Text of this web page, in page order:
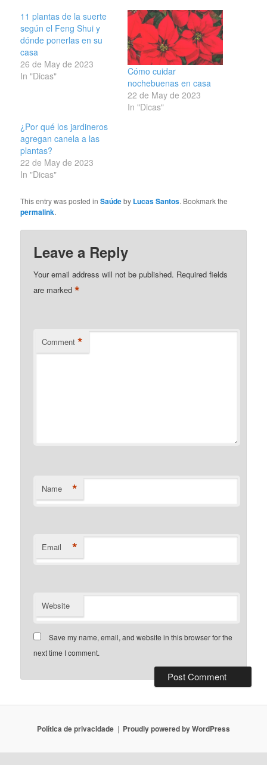
11 plantas de la suerte
según el Feng Shui y
dónde ponerlas en su
casa
26 de May de 2023
In "Dicas"
Cómo cuidar
nochebuenas en casa
22 de May de 2023
In "Dicas"
¿Por qué los jardineros
agregan canela a las
plantas?
22 de May de 2023
In "Dicas"
This entry was posted inSaúdeby Lucas Santos. Bookmark the
permalink.
Leave a Reply
Your email address will not be published. Required fields
are marked*
Comment *
Name *
Email *
Website
Save my name, email, and website in this browser for the
next time I comment.
Política de privacidade Proudly powered by WordPress